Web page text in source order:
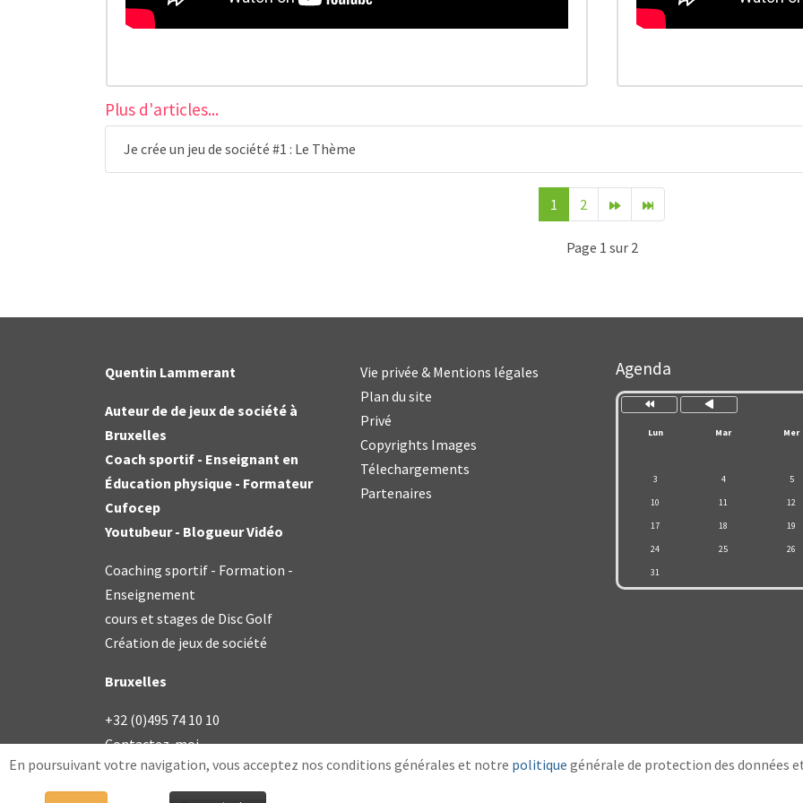
Plus d'articles...
Je crée un jeu de société #1 : Le Thème
1 2
Page 1 sur 2
Quentin Lammerant
Auteur de de jeux de société à
Bruxelles
Coach sportif - Enseignant en
Éducation physique - Formateur
Cufocep
Youtubeur - Blogueur Vidéo
Coaching sportif - Formation -
Enseignement
cours et stages de Disc Golf
Création de jeux de société
Bruxelles
+32 (0)495 74 10 10
Contactez-moi
Vie privée & Mentions légales
Plan du site
Privé
Copyrights Images
Télechargements
Partenaires
Agenda
précédente
Lun Mar Mer
3
4 5
10
11 12
17
18 19
24
25 26
31
En poursuivant votre navigation, vous acceptez nos conditions générales et notre politique générale de protection des données